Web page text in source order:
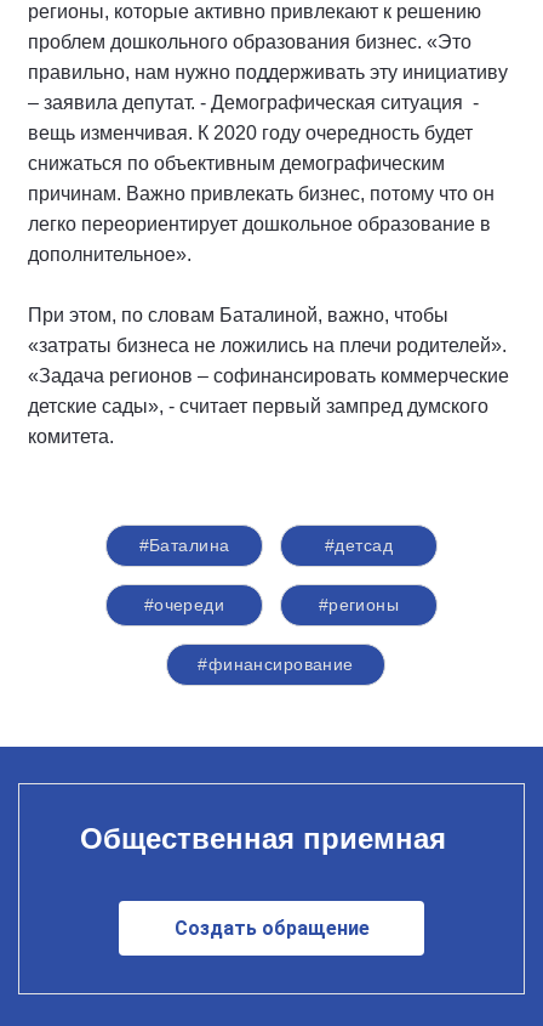
регионы, которые активно привлекают к решению
проблем дошкольного образования бизнес. «Это
правильно, нам нужно поддерживать эту инициативу
– заявила депутат. - Демографическая ситуация -
вещь изменчивая. К 2020 году очередность будет
снижаться по объективным демографическим
причинам. Важно привлекать бизнес, потому что он
легко переориентирует дошкольное образование в
дополнительное».
При этом, по словам Баталиной, важно, чтобы
«затраты бизнеса не ложились на плечи родителей».
«Задача регионов – софинансировать коммерческие
детские сады», - считает первый зампред думского
комитета.
#Баталина #детсад
#очереди #регионы
#финансирование
Общественная приемная
Создать обращение